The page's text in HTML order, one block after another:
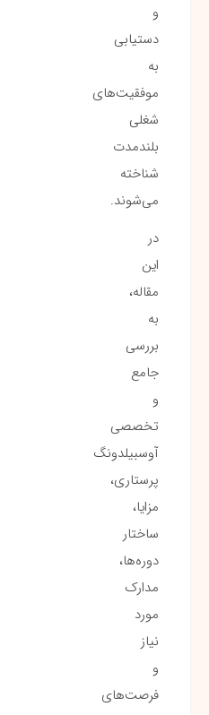
و
دستیابی
به
موفقیت‌های
شغلی
بلندمدت
شناخته
می‌شوند.
در
این
مقاله،
به
بررسی
جامع
و
تخصصی
آوسبیلدونگ
پرستاری،
مزایا،
ساختار
دوره‌ها،
مدارک
مورد
نیاز
و
فرصت‌های